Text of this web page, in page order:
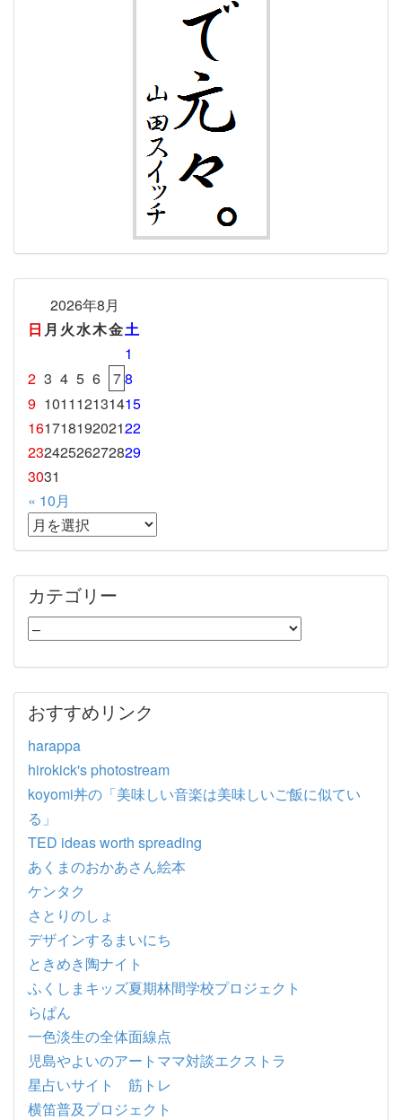
2026年8月
日 月 火水木金土
1
2 3 4 5 6 78
9 101112131415
16171819202122
23242526272829
3031
« 10月
カテゴリー
おすすめリンク
harappa
hirokick's photostream
koyomi丼の「美味しい音楽は美味しいご飯に似てい
る」
TED ideas worth spreading
あくまのおかあさん絵本
ケンタク
さとりのしょ
デザインするまいにち
ときめき陶ナイト
ふくしまキッズ夏期林間学校プロジェクト
らぱん
一色淡生の全体面線点
児島やよいのアートママ対談エクストラ
星占いサイト 筋トレ
横笛普及プロジェクト